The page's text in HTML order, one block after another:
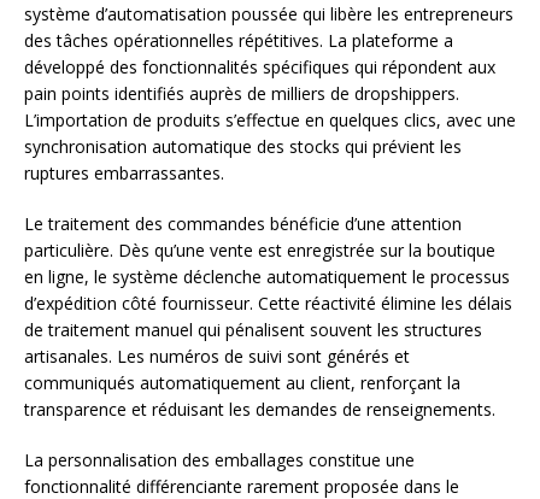
système d’automatisation poussée qui libère les entrepreneurs
des tâches opérationnelles répétitives. La plateforme a
développé des fonctionnalités spécifiques qui répondent aux
pain points identifiés auprès de milliers de dropshippers.
L’importation de produits s’effectue en quelques clics, avec une
synchronisation automatique des stocks qui prévient les
ruptures embarrassantes.
Le traitement des commandes bénéficie d’une attention
particulière. Dès qu’une vente est enregistrée sur la boutique
en ligne, le système déclenche automatiquement le processus
d’expédition côté fournisseur. Cette réactivité élimine les délais
de traitement manuel qui pénalisent souvent les structures
artisanales. Les numéros de suivi sont générés et
communiqués automatiquement au client, renforçant la
transparence et réduisant les demandes de renseignements.
La personnalisation des emballages constitue une
fonctionnalité différenciante rarement proposée dans le